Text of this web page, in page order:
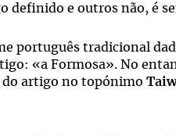
definido e outros não, é
português tradicional
«a Formosa». No
do artigo no topónimo